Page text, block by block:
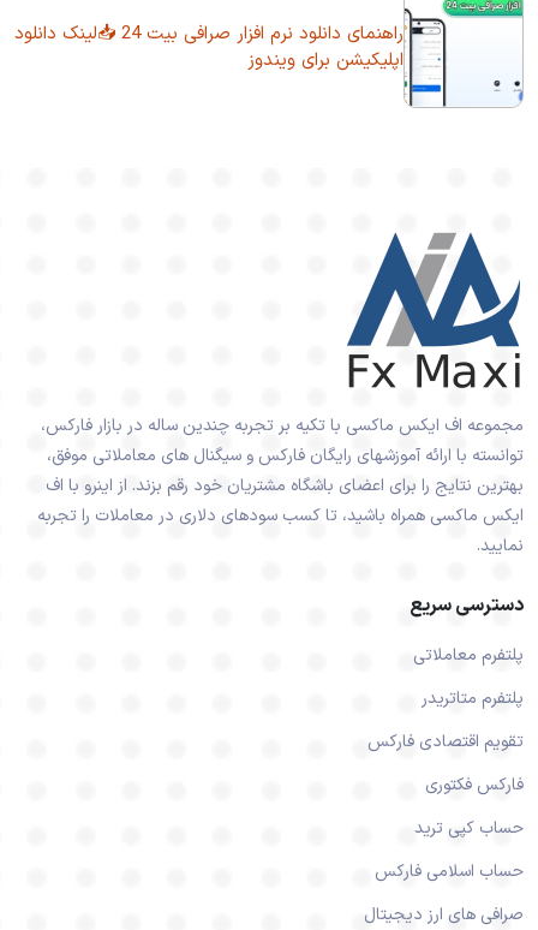
راهنمای دانلود نرم افزار صرافی بیت 24 📥لینک دانلود
اپلیکیشن برای ویندوز
مجموعه اف ایکس ماکسی با تکیه بر تجربه چندین ساله در بازار فارکس،
توانسته با ارائه آموزشهای رایگان فارکس و سیگنال های معاملاتی موفق،
بهترین نتایج را برای اعضای باشگاه مشتریان خود رقم بزند. از اینرو با اف
ایکس ماکسی همراه باشید، تا کسب سودهای دلاری در معاملات را تجربه
نمایید.
دسترسی سریع
پلتفرم معاملاتی
پلتفرم متاتریدر
تقویم اقتصادی فارکس
فارکس فکتوری
حساب کپی ترید
حساب اسلامی فارکس
صرافی های ارز دیجیتال